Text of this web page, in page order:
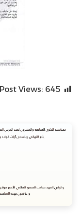
Post Views: 645